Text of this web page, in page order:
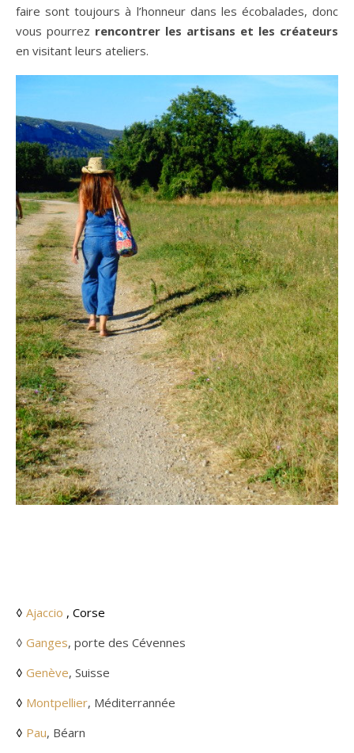
faire sont toujours à l’honneur dans les écobalades, donc
vous pourrez rencontrer les artisans et les créateurs
en visitant leurs ateliers.
◊ Ajaccio , Corse
◊ Ganges, porte des Cévennes
◊ Genève, Suisse
◊ Montpellier, Méditerrannée
◊ Pau, Béarn